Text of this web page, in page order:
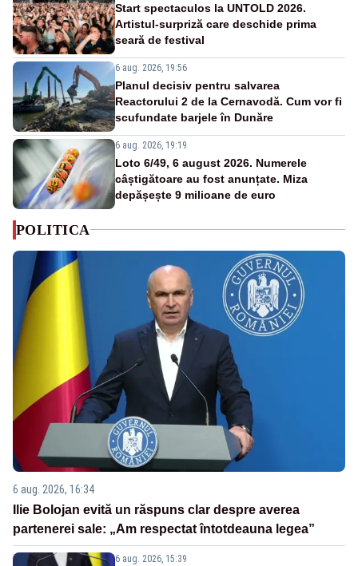
Start spectaculos la UNTOLD 2026.
Artistul-surpriză care deschide prima
seară de festival
6 aug. 2026, 19:56
Planul decisiv pentru salvarea
Reactorului 2 de la Cernavodă. Cum vor fi
scufundate barjele în Dunăre
6 aug. 2026, 19:19
Loto 6/49, 6 august 2026. Numerele
câștigătoare au fost anunțate. Miza
depășește 9 milioane de euro
POLITICA
6 aug. 2026, 16:34
Ilie Bolojan evită un răspuns clar despre averea
partenerei sale: „Am respectat întotdeauna legea”
6 aug. 2026, 15:39